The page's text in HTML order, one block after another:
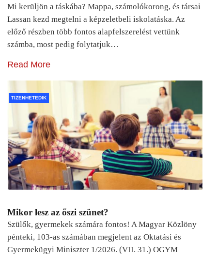
Mi kerüljön a táskába? Mappa, számolókorong, és társai
Lassan kezd megtelni a képzeletbeli iskolatáska. Az
előző részben több fontos alapfelszerelést vettünk
számba, most pedig folytatjuk…
Read More
TIZENHETEDIK
Mikor lesz az őszi szünet?
Szülők, gyermekek számára fontos! A Magyar Közlöny
pénteki, 103-as számában megjelent az Oktatási és
Gyermekügyi Miniszter 1/2026. (VII. 31.) OGYM